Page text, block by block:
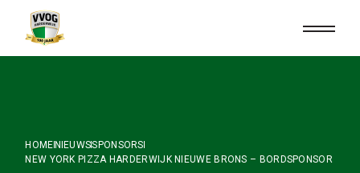
content
HOME NIEUWSSPONSORS
NEW YORK PIZZA HARDERWIJK NIEUWE BRONS – BORDSPONSOR